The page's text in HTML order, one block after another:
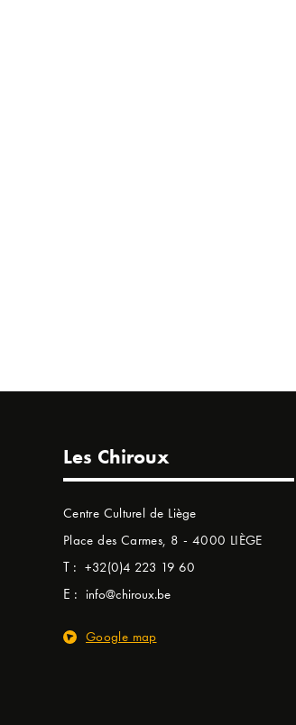
Les Chiroux
Centre Culturel de Liège
Place des Carmes, 8 - 4000 LIÈGE
T : +32(0)4 223 19 60
E : info@chiroux.be
Google map